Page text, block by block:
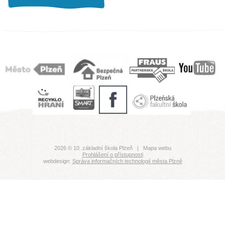
2026 © 10. základní škola Plzeň |
Mapa webu
Prohlášení o přístupnosti
webdesign: Správa informačních technologií města Plzně